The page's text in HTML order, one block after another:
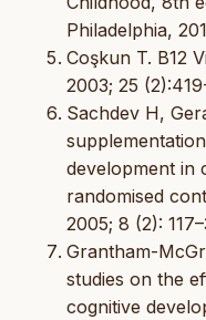
Philadelphia,
Coşkun T. B12
2003; 25
Sachdev H,
development in
randomised
2005; 8 (2):
Grantham-
studies on the
cognitive